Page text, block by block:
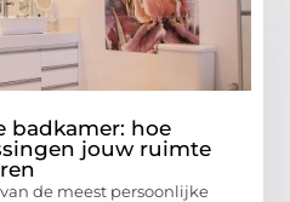
badkamer: hoe
jouw ruimte
de meest persoonlijke